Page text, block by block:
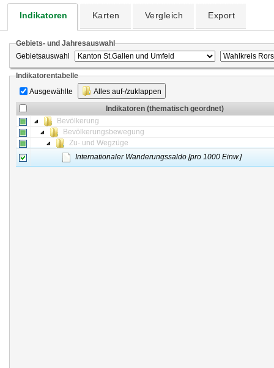
Indikatoren Karten Vergleich Export
Gebiets- und Jahresauswahl
Gebietsauswahl
Indikatorentabelle
Ausgewählte
Alles auf-/zuklappen
Indikatoren (thematisch geordnet)
Bevölkerung
Bevölkerungsbewegung
Zu- und Wegzüge
Internationaler Wanderungssaldo [pro 1000 Einw.]